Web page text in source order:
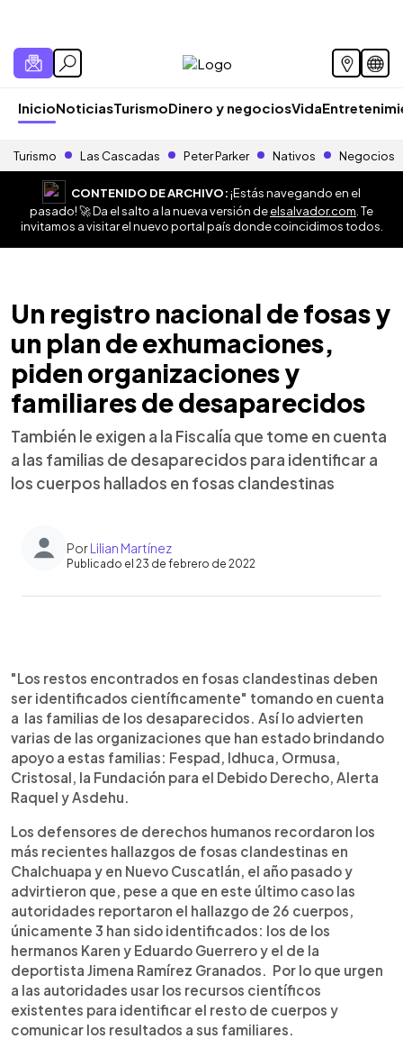
InicioNoticiasTurismoDinero y negociosVida
Turismo Las Cascadas Peter Parker Nativos Negocios
CONTENIDO DE ARCHIVO:¡Estás navegando en el
pasado! 🚀 Da el salto a la nueva versión deelsalvador.com . Te
invitamos a visitar el nuevo portal país donde coincidimos todos.
Un registro nacional de fosas y
un plan de exhumaciones,
piden organizaciones y
familiares de desaparecidos
También le exigen a la Fiscalía que tome en cuenta
a las familias de desaparecidos para identificar a
los cuerpos hallados en fosas clandestinas
PorLilian Martínez
Publicado el 23 de febrero de 2022
► Escuchar artículo
"Los restos encontrados en fosas clandestinas deben
ser identificados científicamente" tomando en cuenta
a las familias de los desaparecidos. Así lo advierten
varias de las organizaciones que han estado brindando
apoyo a estas familias: Fespad, Idhuca, Ormusa,
Cristosal, la Fundación para el Debido Derecho, Alerta
Raquel y Asdehu.
Los defensores de derechos humanos recordaron los
más recientes hallazgos de fosas clandestinas en
Chalchuapa y en Nuevo Cuscatlán, el año pasado y
advirtieron que, pese a que en este último caso las
autoridades reportaron el hallazgo de 26 cuerpos,
únicamente 3 han sido identificados: los de los
hermanos Karen y Eduardo Guerrero y el de la
deportista Jimena Ramírez Granados. Por lo que urgen
a las autoridades usar los recursos científicos
existentes para identificar el resto de cuerpos y
comunicar los resultados a sus familiares.